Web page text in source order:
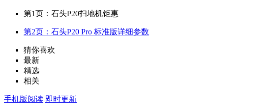
第1页：石头P20扫地机钜惠
第2页：石头P20 Pro 标准版详细参数
猜你喜欢
最新
精选
相关
手机版阅读 即时更新